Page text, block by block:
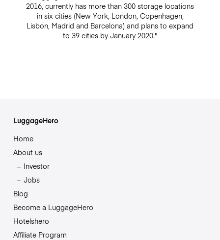
2016, currently has more than 300 storage locations
in six cities (New York, London, Copenhagen,
Lisbon, Madrid and Barcelona) and plans to expand
to 39 cities by January 2020."
LuggageHero
Home
About us
Investor
Jobs
Blog
Become a LuggageHero
Hotelshero
Affiliate Program